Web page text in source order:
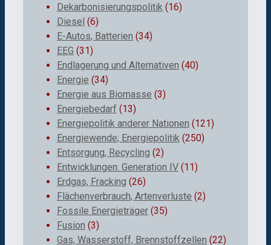
Dekarbonisierungspolitik (16)
Diesel (6)
E-Autos, Batterien (34)
EEG (31)
Endlagerung und Alternativen (40)
Energie (34)
Energie aus Biomasse (3)
Energiebedarf (13)
Energiepolitik anderer Nationen (121)
Energiewende; Energiepolitik (250)
Entsorgung, Recycling (2)
Entwicklungen: Generation IV (11)
Erdgas, Fracking (26)
Flächenverbrauch, Artenverluste (2)
Fossile Energieträger (35)
Fusion (3)
Gas, Wasserstoff, Brennstoffzellen (22)